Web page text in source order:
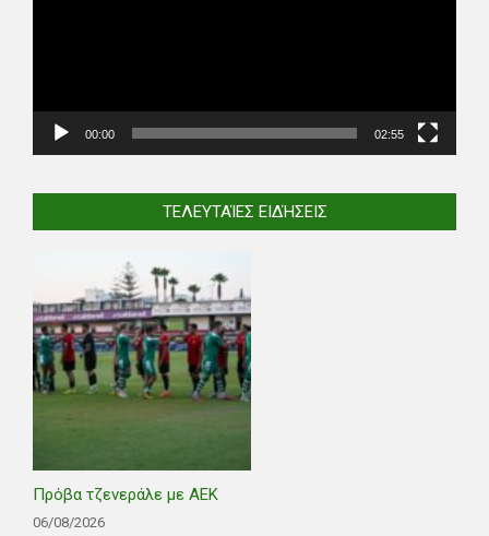
00:00 02:55
ΤΕΛΕΥΤΑΊΕΣ ΕΙΔΉΣΕΙΣ
Πρόβα τζενεράλε με ΑΕΚ
06/08/2026